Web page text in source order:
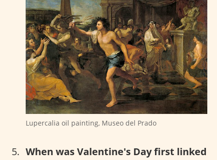
Lupercalia oil painting, Museo del Prado
When was Valentine's Day first linked